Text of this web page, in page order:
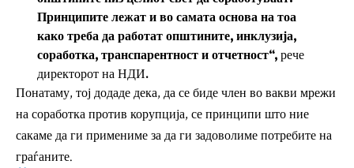
Принципите лежат и во самата основа на тоа
како треба да работат општините, инклузија,
соработка, транспарентност и отчетност“,рече
директорот на НДИ.
Понатаму, тој додаде дека, да се биде член во вакви мрежи
на соработка против корупција, се принципи што ние
сакаме да ги примениме за да ги задоволиме потребите на
граѓаните.